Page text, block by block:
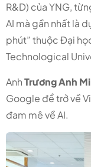
R&D) của YNG,
AI mà gần nhất là
phút” thuộc Đại
Technological
AnhTrương Anh
Google để trở về
đam mê về AI.